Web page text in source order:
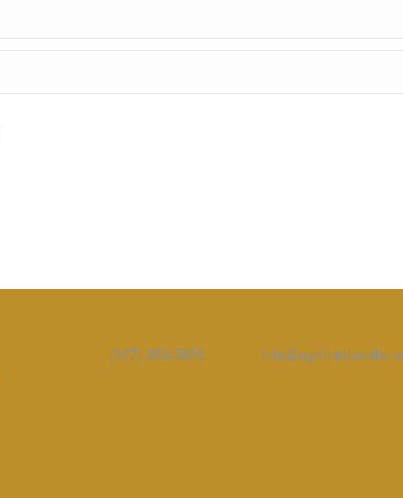
(347) 383-5851